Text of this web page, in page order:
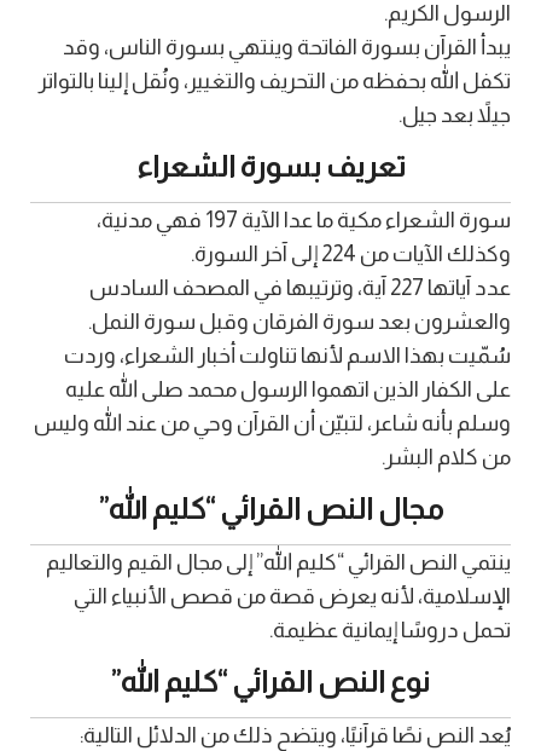
الرسول الكريم.
يبدأ القرآن بسورة الفاتحة وينتهي بسورة الناس، وقد
تكفل الله بحفظه من التحريف والتغيير، ونُقل إلينا بالتواتر
جيلاً بعد جيل.
تعريف بسورة الشعراء
سورة الشعراء مكية ما عدا الآية 197 فهي مدنية،
وكذلك الآيات من 224 إلى آخر السورة.
عدد آياتها 227 آية، وترتيبها في المصحف السادس
والعشرون بعد سورة الفرقان وقبل سورة النمل.
سُمّيت بهذا الاسم لأنها تناولت أخبار الشعراء، وردت
على الكفار الذين اتهموا الرسول محمد صلى الله عليه
وسلم بأنه شاعر، لتبيّن أن القرآن وحي من عند الله وليس
من كلام البشر.
مجال النص القرائي “كليم الله”
ينتمي النص القرائي “كليم الله” إلى مجال القيم والتعاليم
الإسلامية، لأنه يعرض قصة من قصص الأنبياء التي
تحمل دروسًا إيمانية عظيمة.
نوع النص القرائي “كليم الله”
يُعد النص نصًا قرآنيًا، ويتضح ذلك من الدلائل التالية: